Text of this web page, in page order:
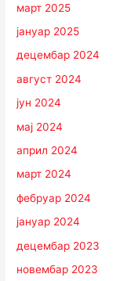
март 2025
јануар 2025
децембар 2024
август 2024
јун 2024
мај 2024
април 2024
март 2024
фебруар 2024
јануар 2024
децембар 2023
новембар 2023